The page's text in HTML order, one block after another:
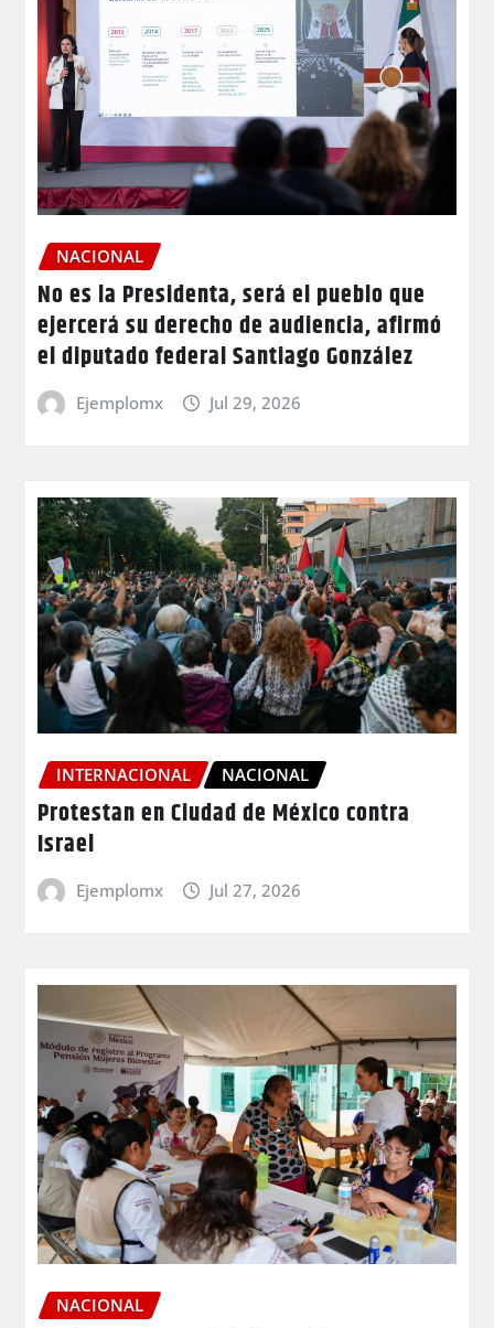
NACIONAL
No es la Presidenta, será el pueblo que
ejercerá su derecho de audiencia, afirmó
el diputado federal Santiago González
Ejemplomx Jul 29, 2026
INTERNACIONAL NACIONAL
Protestan en Ciudad de México contra
Israel
Ejemplomx Jul 27, 2026
NACIONAL